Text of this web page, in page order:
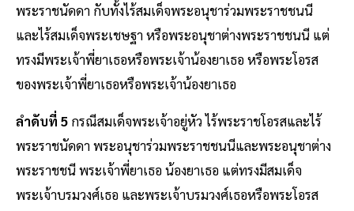
พระราชนัดดา กับทั้งไร้สมเด็จพระอนุชาร่วมพระราชชนนี
และไร้สมเด็จพระเชษฐา หรือพระอนุชาต่างพระราชชนนี แต่
ทรงมีพระเจ้าพี่ยาเธอหรือพระเจ้าน้องยาเธอ หรือพระโอรส
ของพระเจ้าพี่ยาเธอหรือพระเจ้าน้องยาเธอ
ลำดับที่ 5 กรณีสมเด็จพระเจ้าอยู่หัว ไร้พระราชโอรสและไร้
พระราชนัดดา พระอนุชาร่วมพระราชชนนีและพระอนุชาต่าง
พระราชชนี พระเจ้าพี่ยาเธอ น้องยาเธอ แต่ทรงมีสมเด็จ
พระเจ้าบรมวงศ์เธอ และพระเจ้าบรมวงศ์เธอหรือพระโอรส